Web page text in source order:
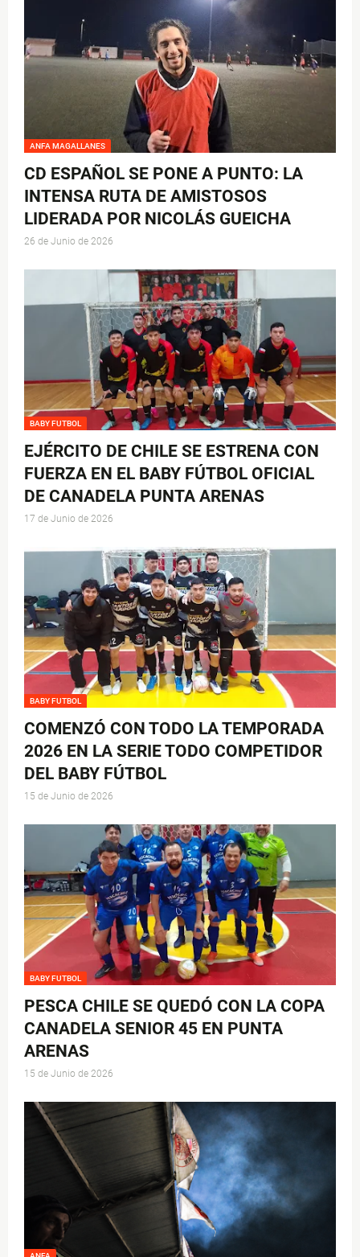
ANFA MAGALLANES
CD ESPAÑOL SE PONE A PUNTO: LA
INTENSA RUTA DE AMISTOSOS
LIDERADA POR NICOLÁS GUEICHA
26 de Junio de 2026
BABY FUTBOL
EJÉRCITO DE CHILE SE ESTRENA CON
FUERZA EN EL BABY FÚTBOL OFICIAL
DE CANADELA PUNTA ARENAS
17 de Junio de 2026
BABY FUTBOL
COMENZÓ CON TODO LA TEMPORADA
2026 EN LA SERIE TODO COMPETIDOR
DEL BABY FÚTBOL
15 de Junio de 2026
BABY FUTBOL
PESCA CHILE SE QUEDÓ CON LA COPA
CANADELA SENIOR 45 EN PUNTA
ARENAS
15 de Junio de 2026